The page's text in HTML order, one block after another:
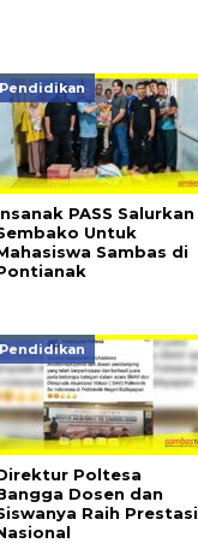
Pendidikan
PASS Salurkan
Untuk
Sambas di
Pendidikan
Poltesa
Dosen dan
Raih Prestasi